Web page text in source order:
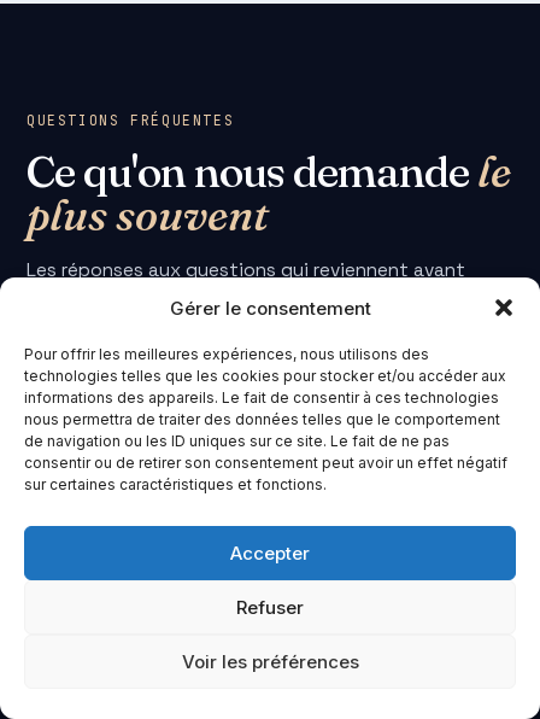
Gérer le consentement
Pour offrir les meilleures expériences, nous utilisons des
technologies telles que les cookies pour stocker et/ou accéder aux
informations des appareils. Le fait de consentir à ces technologies
nous permettra de traiter des données telles que le comportement
de navigation ou les ID uniques sur ce site. Le fait de ne pas
consentir ou de retirer son consentement peut avoir un effet négatif
sur certaines caractéristiques et fonctions.
Accepter
Refuser
Voir les préférences
QUESTIONS FRÉQUENTES
Ce qu'on nous demandele
plus souvent
Les réponses aux questions qui reviennent avant
chaque projet. S'il en manque une, elle nous intéresse.
Poser votre question→
Comment trouver un bon photographe à Lyon ?
Qui sont les meilleurs photographes lyonnais ?
Combien coûte un photographe professionnel à